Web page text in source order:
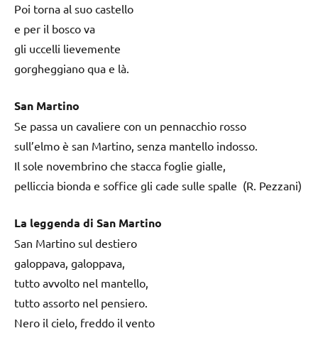
Poi torna al suo castello
e per il bosco va
gli uccelli lievemente
gorgheggiano qua e là.
San Martino
Se passa un cavaliere con un pennacchio rosso
sull’elmo è san Martino, senza mantello indosso.
Il sole novembrino che stacca foglie gialle,
pelliccia bionda e soffice gli cade sulle spalle (R. Pezzani)
La leggenda di San Martino
San Martino sul destiero
galoppava, galoppava,
tutto avvolto nel mantello,
tutto assorto nel pensiero.
Nero il cielo, freddo il vento